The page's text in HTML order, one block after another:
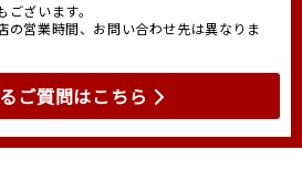
ざいます。
営業時間、お問い合わせ先は異なりま
ご質問はこちら